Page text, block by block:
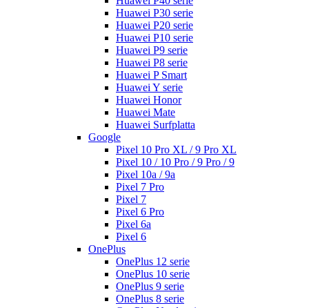
Huawei P30 serie
Huawei P20 serie
Huawei P10 serie
Huawei P9 serie
Huawei P8 serie
Huawei P Smart
Huawei Y serie
Huawei Honor
Huawei Mate
Huawei Surfplatta
Google
Pixel 10 Pro XL / 9 Pro XL
Pixel 10 / 10 Pro / 9 Pro / 9
Pixel 10a / 9a
Pixel 7 Pro
Pixel 7
Pixel 6 Pro
Pixel 6a
Pixel 6
OnePlus
OnePlus 12 serie
OnePlus 10 serie
OnePlus 9 serie
OnePlus 8 serie